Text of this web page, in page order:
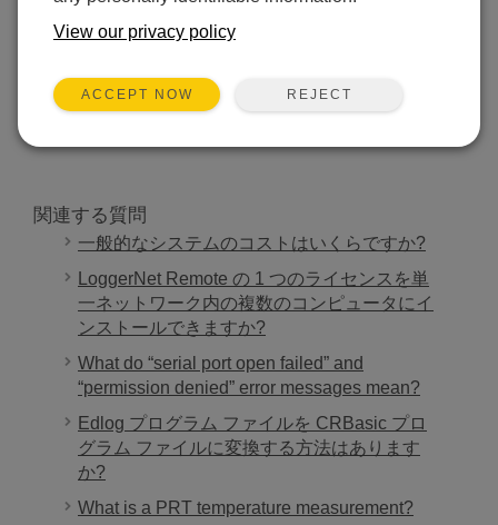
検索
関連する質問
一般的なシステムのコストはいくらですか?
LoggerNet Remote の 1 つのライセンスを単
一ネットワーク内の複数のコンピュータにイ
ンストールできますか?
What do “serial port open failed” and
“permission denied” error messages mean?
Edlog プログラム ファイルを CRBasic プロ
グラム ファイルに変換する方法はあります
か?
What is a PRT temperature measurement?
View our privacy policy
ACCEPT NOW REJECT